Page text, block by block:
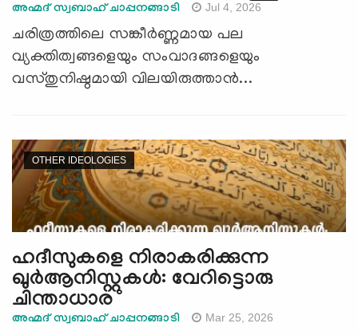
അഹ്മദ് സ്വബാഹ് ചാപ്പനങ്ങാടി Jul 4, 2026
ചരിത്രത്തിലെ സങ്കീർണ്ണമായ പല
വ്യക്തിത്വങ്ങളെയും സംവാദങ്ങളെയും
വസ്തുനിഷ്ഠമായി വിലയിരുത്താൻ...
OTHER IDEOLOGIES
ഹദീസുകളെ നിരാകരിക്കുന്ന
ഖുർആനിസ്റ്റുകൾ: വേറിട്ടൊരു
ചിന്താധാര
അഹ്മദ് സ്വബാഹ് ചാപ്പനങ്ങാടി Mar 25, 2026